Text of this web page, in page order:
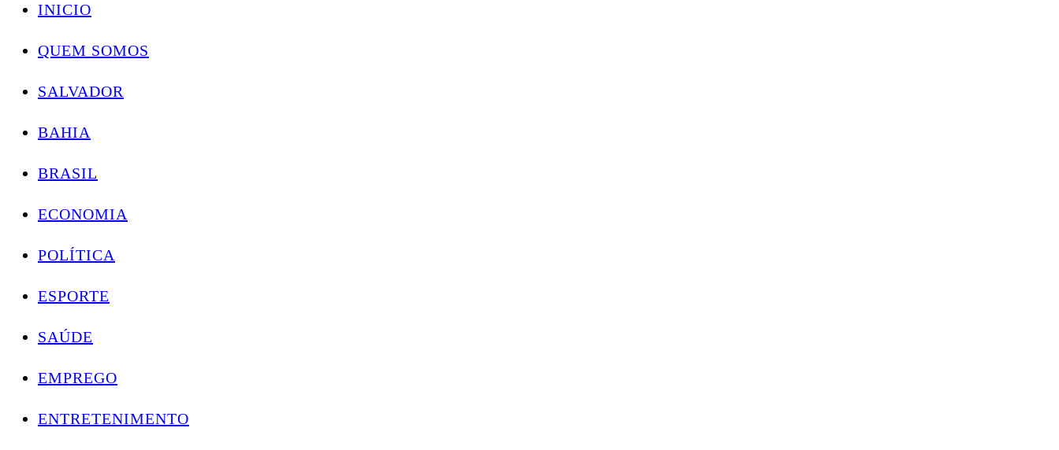
INICIO
QUEM SOMOS
SALVADOR
BAHIA
BRASIL
ECONOMIA
POLÍTICA
ESPORTE
SAÚDE
EMPREGO
ENTRETENIMENTO